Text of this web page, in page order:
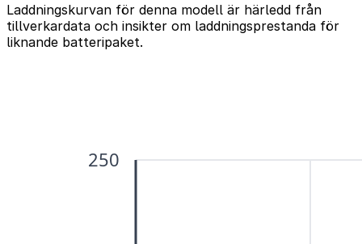
Laddningskurvan för denna modell är härledd från
tillverkardata och insikter om laddningsprestanda för
liknande batteripaket.